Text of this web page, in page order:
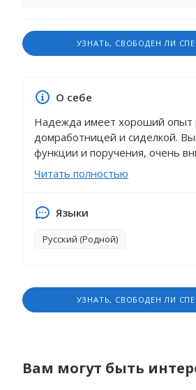
УЗНАТЬ, СВОБОДЕН ЛИ
О себе
Надежда имеет хороший опыт
домработницей и сиделкой.
функции и поручения, очень
аккуратна в своей работе.
в работе по уходу и развитию
поддерживает чистоту и
обстановку.
Читать полностью
Языки
Русский (Родной)
УЗНАТЬ, СВОБОДЕН ЛИ
Вам могут быть